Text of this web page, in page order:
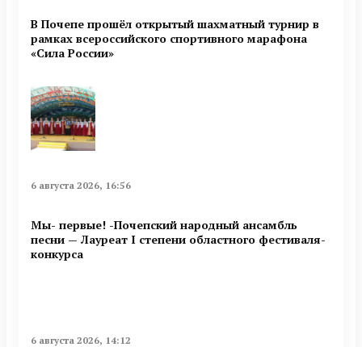
В Почепе прошёл открытый шахматный турнир в
рамках всероссийского спортивного марафона
«Сила России»
6 августа 2026, 16:56
Мы- первые! -Почепский народный ансамбль
песни — Лауреат I степени областного фестиваля-
конкурса
6 августа 2026, 14:12